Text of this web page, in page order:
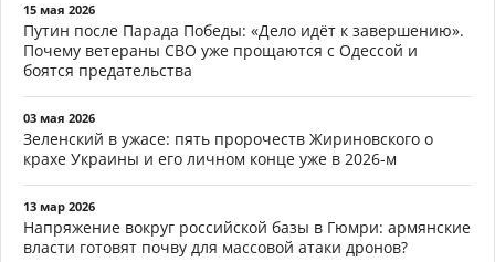
15 мая 2026
Путин после Парада Победы: «Дело идёт к завершению».
Почему ветераны СВО уже прощаются с Одессой и
боятся предательства
03 мая 2026
Зеленский в ужасе: пять пророчеств Жириновского о
крахе Украины и его личном конце уже в 2026-м
13 мар 2026
Напряжение вокруг российской базы в Гюмри: армянские
власти готовят почву для массовой атаки дронов?